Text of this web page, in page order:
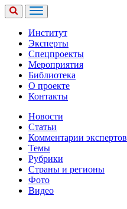
Институт
Эксперты
Спецпроекты
Мероприятия
Библиотека
О проекте
Контакты
Новости
Статьи
Комментарии экспертов
Темы
Рубрики
Страны и регионы
Фото
Видео